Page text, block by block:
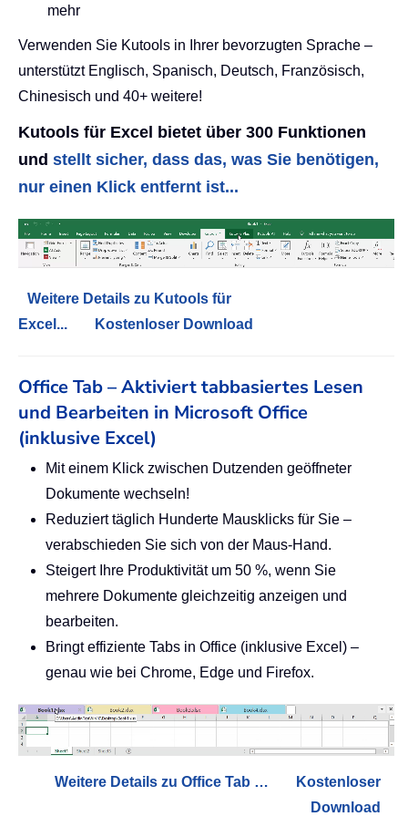
mehr
Verwenden Sie Kutools in Ihrer bevorzugten Sprache –
unterstützt Englisch, Spanisch, Deutsch, Französisch,
Chinesisch und 40+ weitere!
Kutools für Excel bietet über 300 Funktionen
und stellt sicher, dass das, was Sie benötigen,
nur einen Klick entfernt ist...
Weitere Details zu Kutools für
Excel...
Kostenloser Download
Office Tab – Aktiviert tabbasiertes Lesen
und Bearbeiten in Microsoft Office
(inklusive Excel)
Mit einem Klick zwischen Dutzenden geöffneter
Dokumente wechseln!
Reduziert täglich Hunderte Mausklicks für Sie –
verabschieden Sie sich von der Maus-Hand.
Steigert Ihre Produktivität um 50 %, wenn Sie
mehrere Dokumente gleichzeitig anzeigen und
bearbeiten.
Bringt effiziente Tabs in Office (inklusive Excel) –
genau wie bei Chrome, Edge und Firefox.
Weitere Details zu Office Tab …
Kostenloser
Download